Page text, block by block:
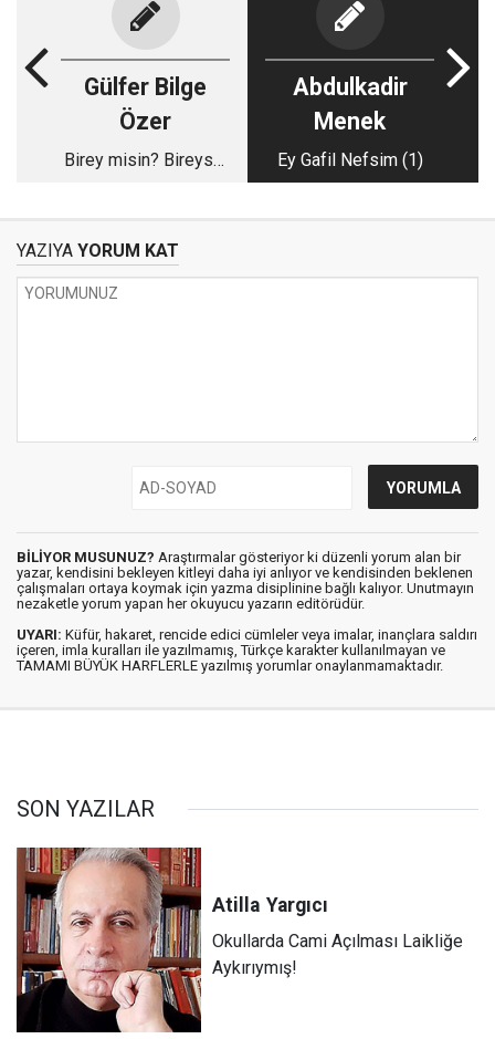
Gülfer Bilge
Özer
Birey misin? Bireysel
Abdulkadir
Menek
Ey Gafil Nefsim (1)
YAZIYA YORUM KAT
BİLİYOR MUSUNUZ? Araştırmalar gösteriyor ki düzenli yorum alan bir
yazar, kendisini bekleyen kitleyi daha iyi anlıyor ve kendisinden beklenen
çalışmaları ortaya koymak için yazma disiplinine bağlı kalıyor. Unutmayın
nezaketle yorum yapan her okuyucu yazarın editörüdür.
UYARI: Küfür, hakaret, rencide edici cümleler veya imalar, inançlara saldırı
içeren, imla kuralları ile yazılmamış, Türkçe karakter kullanılmayan ve
TAMAMI BÜYÜK HARFLERLE yazılmış yorumlar onaylanmamaktadır.
SON YAZILAR
Atilla Yargıcı
Okullarda Cami Açılması Laikliğe
Aykırıymış!